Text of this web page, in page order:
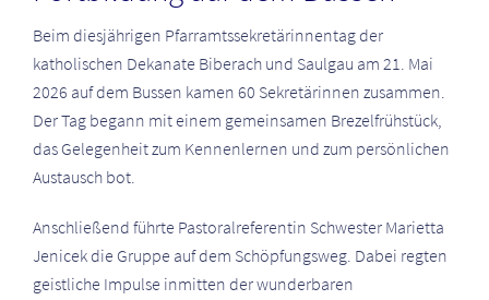
Beim diesjährigen Pfarramtssekretärinnentag der
katholischen Dekanate Biberach und Saulgau am 21. Mai
2026 auf dem Bussen kamen 60 Sekretärinnen zusammen.
Der Tag begann mit einem gemeinsamen Brezelfrühstück,
das Gelegenheit zum Kennenlernen und zum persönlichen
Austausch bot.
Anschließend führte Pastoralreferentin Schwester Marietta
Jenicek die Gruppe auf dem Schöpfungsweg. Dabei regten
geistliche Impulse inmitten der wunderbaren